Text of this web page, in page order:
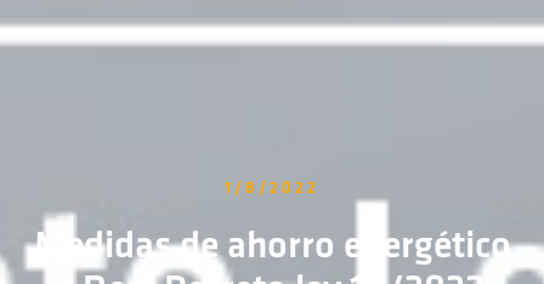
1/8/2022
Medidas de ahorro energético